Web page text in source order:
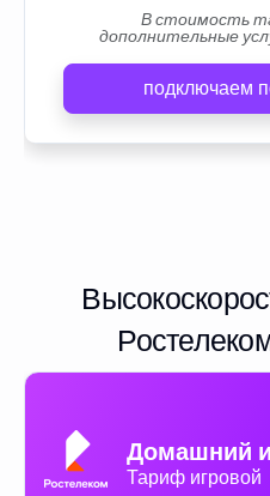
В стоимость
дополнительные
подключаем
Домашний
Тариф игровой